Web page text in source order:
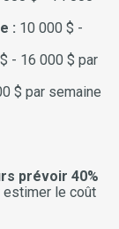
: 10 000 $ -
- 16 000 $ par
$ par semaine
prévoir 40%
estimer le coût